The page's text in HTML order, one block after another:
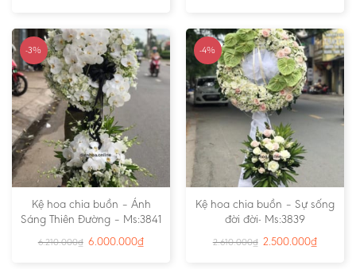
-3%
Kệ hoa chia buồn – Ánh
Sáng Thiên Đường – Ms:3841
6.210.000₫ 6.000.000₫
-4%
Kệ hoa chia buồn – Sự sống
đời đời- Ms:3839
2.610.000₫ 2.500.000₫